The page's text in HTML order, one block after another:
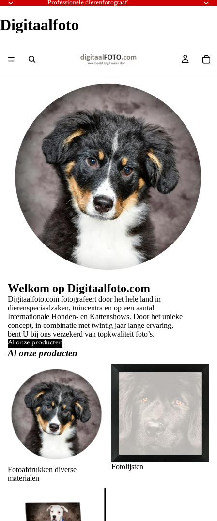
Professionele dierenfotograaf
Digitaalfoto
Welkom op Digitaalfoto.com
Digitaalfoto.com fotografeert door het hele land in
dierenspeciaalzaken, tuincentra en op een aantal
Internationale Honden- en Kattenshows. Door het unieke
concept, in combinatie met twintig jaar lange ervaring,
bent U bij ons verzekerd van topkwaliteit foto’s.
Al onze producten
Al onze producten
Fotoafdrukken diverse
materialen
Fotoafdrukken diverse
materialen
Fotolijsten
Fotolijsten